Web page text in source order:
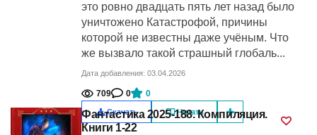
это ровно двадцать пять лет назад было
уничтожено Катастрофой, причины
которой не известны даже учёным. Что
же вызвало такой страшный глобаль...
Дата добавления: 03.04.2026
709 0 0
Скачать Читать
Фантастика 2025-188. Компиляция.
Книги 1-22